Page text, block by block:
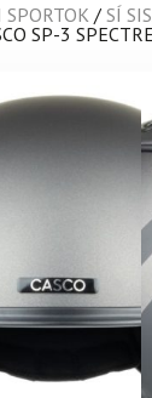
SPORTOK / SÍ
SP-3